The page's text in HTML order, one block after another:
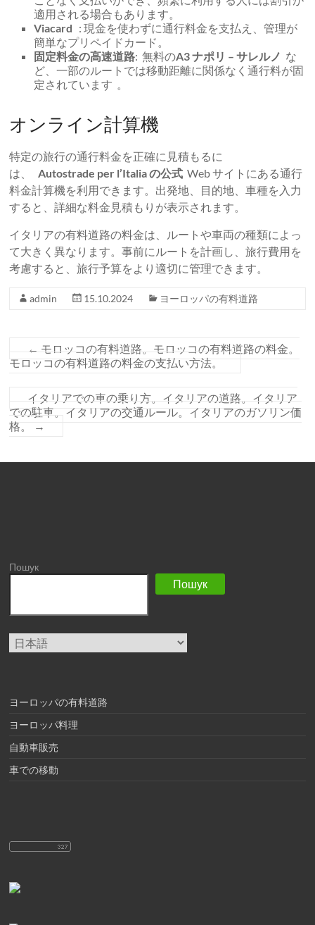
適用される場合もあります。
Viacard : 現金を使わずに通行料金を支払え、管理が
簡単なプリペイドカード。
固定料金の高速道路: 無料のA3 ナポリ – サレルノ な
ど、一部のルートでは移動距離に関係なく通行料が固
定されています 。
オンライン計算機
特定の旅行の通行料金を正確に見積もるに
は、Autostrade per l’Italia の公式 Web サイトにある通行
料金計算機を利用できます。出発地、目的地、車種を入力
すると、詳細な料金見積もりが表示されます。
イタリアの有料道路の料金は、ルートや車両の種類によっ
て大きく異なります。事前にルートを計画し、旅行費用を
考慮すると、旅行予算をより適切に管理できます。
admin 15.10.2024 ヨーロッパの有料道路
← モロッコの有料道路。モロッコの有料道路の料金。
モロッコの有料道路の料金の支払い方法。
イタリアでの車の乗り方。イタリアの道路。イタリア
での駐車。イタリアの交通ルール。イタリアのガソリン価
格。
→
Пошук
Пошук
言
語
ヨーロッパの有料道路
ヨーロッパ料理
自動車販売
車での移動